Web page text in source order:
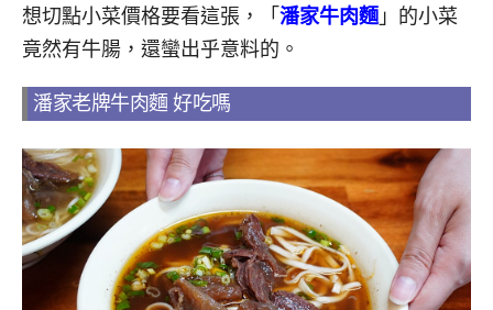
想切點小菜價格要看這張，「 潘家牛肉麵」的小菜
竟然有牛腸，還蠻出乎意料的。
潘家老牌牛肉麵 好吃嗎